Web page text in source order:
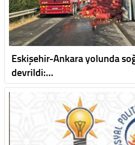
Eskişehir-Ankara yolunda
devrildi:…